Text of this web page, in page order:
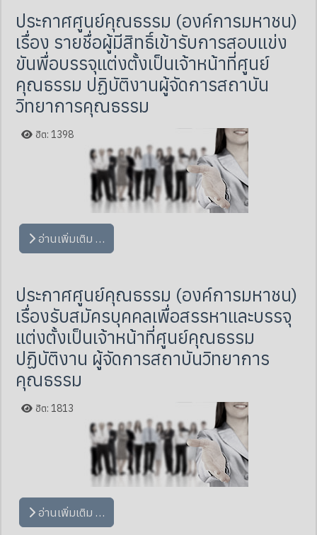
ประกาศศูนย์คุณธรรม (องค์การมหาชน)
เรื่อง รายชื่อผู้มีสิทธิ์เข้ารับการสอบแข่ง
ขันพื่อบรรจุแต่งตั้งเป็นเจ้าหน้าที่ศูนย์
คุณธรรม ปฏิบัติงานผู้จัดการสถาบัน
วิทยาการคุณธรรม
ฮิต: 1398
อ่านเพิ่มเติม …
ประกาศศูนย์คุณธรรม (องค์การมหาชน)
เรื่องรับสมัครบุคคลเพื่อสรรหาและบรรจุ
แต่งตั้งเป็นเจ้าหน้าที่ศูนย์คุณธรรม
ปฏิบัติงาน ผู้จัดการสถาบันวิทยาการ
คุณธรรม
ฮิต: 1813
อ่านเพิ่มเติม …